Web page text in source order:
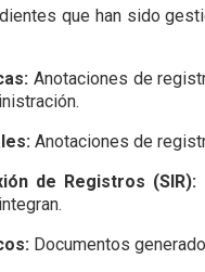
que han sido
Anotaciones de
Anotaciones de
de Registros (SIR):
Documentos